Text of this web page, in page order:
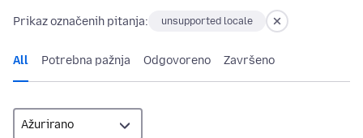
Prikaz označenih pitanja: unsupported locale
All Potrebna pažnja Odgovoreno Završeno